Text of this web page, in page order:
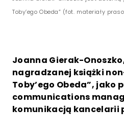
Toby’ego Obeda” (fot. materiały
Joanna Gierak-
nagradzanej książki
Toby’ego Obeda”, jako
communications
komunikacją kancelarii